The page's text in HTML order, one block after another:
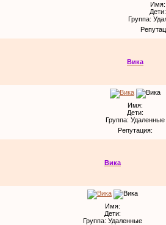
Имя:
Дети:
Группа:
Вика
Имя:
Дети:
Группа: Удаленные
Репутация:
Вика
Имя:
Дети:
Группа: Удаленные